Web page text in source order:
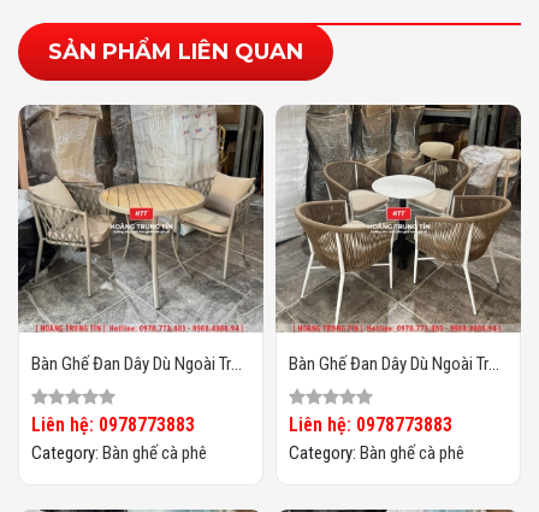
SẢN PHẨM LIÊN QUAN
Bàn Ghế Đan Dây Dù Ngoài Trời
HTT06
Liên hệ: 0978773883
Category: Bàn ghế cà phê
Bàn Ghế Đan Dây Dù Ngoài Trời
HTT05
Liên hệ: 0978773883
Category: Bàn ghế cà phê